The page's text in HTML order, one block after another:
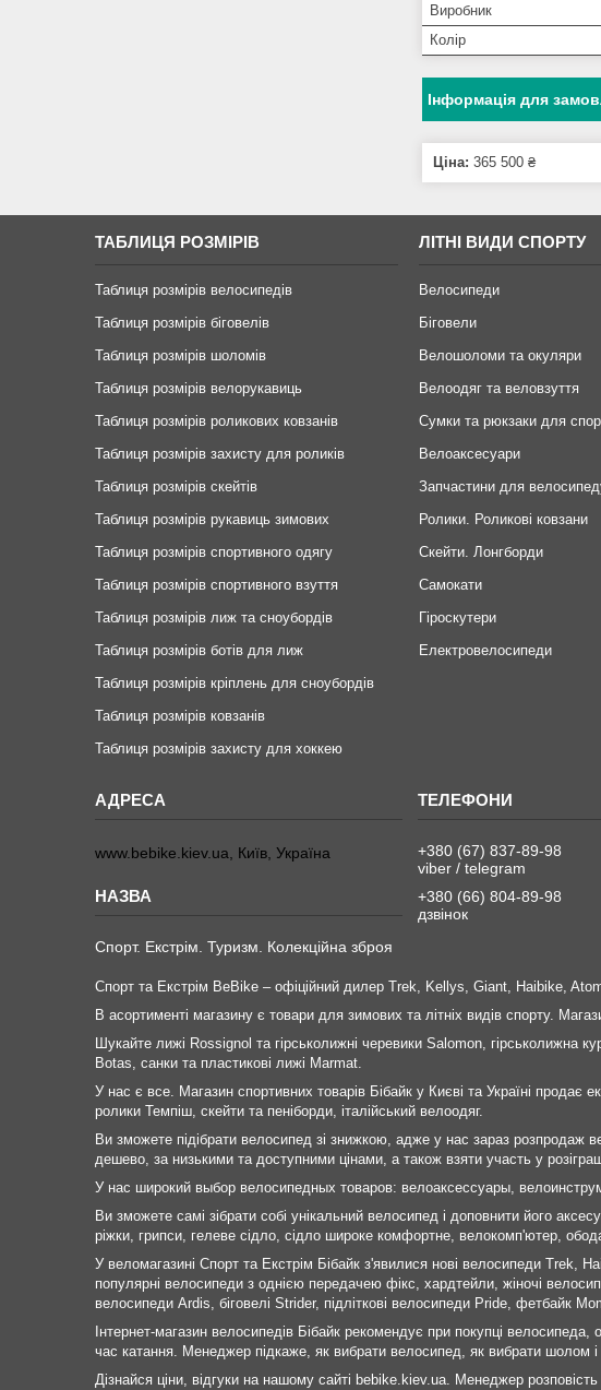
Виробник
Колір
Інформація для
Ціна: 365 500 ₴
ТАБЛИЦЯ РОЗМІРІВ
Таблиця розмірів велосипедів
Таблиця розмірів біговелів
Таблиця розмірів шоломів
Таблиця розмірів велорукавиць
Таблиця розмірів роликових ковзанів
Таблиця розмірів захисту для роликів
Таблиця розмірів скейтів
Таблиця розмірів рукавиць зимових
Таблиця розмірів спортивного одягу
Таблиця розмірів спортивного взуття
Таблиця розмірів лиж та сноубордів
Таблиця розмірів ботів для лиж
Таблиця розмірів кріплень для сноубордів
Таблиця розмірів ковзанів
Таблиця розмірів захисту для хоккею
ЛІТНІ ВИДИ СПОРТУ
Велосипеди
Біговели
Велошоломи та окуляри
Велоодяг та веловзуття
Сумки та рюкзаки для
Велоаксесуари
Запчастини для
Ролики. Роликові ковзани
Скейти. Лонгборди
Самокати
Гіроскутери
Електровелосипеди
www.bebike.kiev.ua, Київ, Україна
Спорт. Екстрім. Туризм. Колекційна зброя
+380 (67) 837-89-98
viber / telegram
+380 (66) 804-89-98
дзвінок
Спорт та Екстрім BeBike – офіційний дилер Trek, Kellys, Giant, Haibike,
В асортименті магазину є товари для зимових та літніх видів спорту.
Шукайте лижі Rossignol та гірськолижні черевики Salomon, гірськолижна
Botas, санки та пластикові лижі Marmat.
У нас є все. Магазин спортивних товарів Бібайк у Києві та Україні продає
ролики Темпіш, скейти та пеніборди, італійський велоодяг.
Ви зможете підібрати велосипед зі знижкою, адже у нас зараз
дешево, за низькими та доступними цінами, а також взяти участь у
У нас широкий выбор велосипедных товаров: велоаксессуары,
Ви зможете самі зібрати собі унікальний велосипед і доповнити його
ріжки, грипси, гелеве сідло, сідло широке комфортне, велокомп'ютер,
У веломагазині Спорт та Екстрім Бібайк з'явилися нові велосипеди Trek,
популярні велосипеди з однією передачею фікс, хардтейли, жіночі
велосипеди Ardis, біговелі Strider, підліткові велосипеди Pride, фетбайк
Інтернет-магазин велосипедів Бібайк рекомендує при покупці
час катання. Менеджер підкаже, як вибрати велосипед, як вибрати шолом і
Дізнайся ціни, відгуки на нашому сайті bebike.kiev.ua. Менеджер розповість